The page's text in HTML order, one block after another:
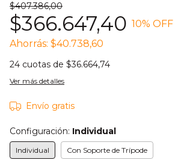
$407.386,00
$366.647,40 10% OFF
Ahorrás: $40.738,60
24 cuotas de $36.664,74
Ver más detalles
Envío gratis
Configuración: Individual
Individual Con Soporte de Trípode